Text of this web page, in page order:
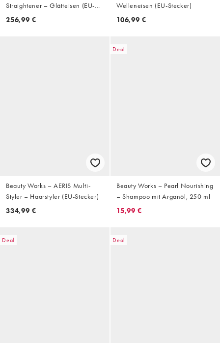
Straightener – Glätteisen (EU-
Stecker)
256,99 €
Welleneisen (EU-Stecker)
106,99 €
Beauty Works – AERIS Multi-
Styler – Haarstyler (EU-Stecker)
334,99 €
Deal
Beauty Works – Pearl Nourishing
– Shampoo mit Arganöl, 250 ml
15,99 €
Deal Deal